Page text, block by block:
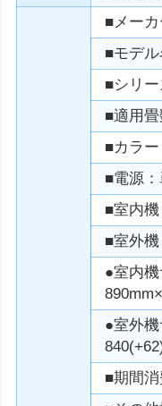
■メー
■モデ
■シリ
■適用畳
■カラ
■電源
■室内
■室外
●室内
●室外
■期間